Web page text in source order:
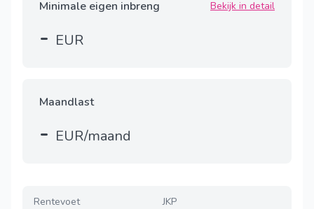
Minimale eigen inbreng Bekijk in detail
- EUR
Maandlast
- EUR/maand
Rentevoet
JKP